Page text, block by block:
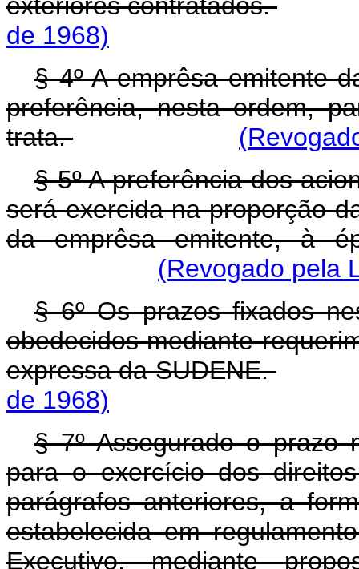
de 1968)
§ 4º A emprêsa emitente
preferência, nesta ordem,
trata.
§ 5º A preferência dos
será exercida na proporção
da emprêsa emitente, à
(Revogado pela
§ 6º Os prazos fixados
obedecidos mediante
expressa da SUDENE.
de 1968)
§ 7º Assegurado o prazo
para o exercício dos
parágrafos anteriores, a
estabelecida em
Executivo, mediante